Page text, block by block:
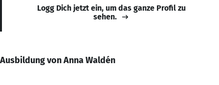
Logg Dich jetzt ein, um das ganze Profil zu
sehen.
Ausbildung von Anna Waldén